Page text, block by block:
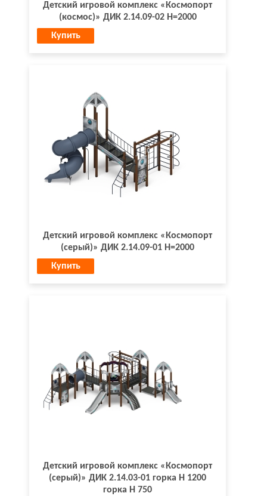
Детский игровой комплекс «Космопорт
(космос)» ДИК 2.14.09-02 Н=2000
Купить
Детский игровой комплекс «Космопорт
(серый)» ДИК 2.14.09-01 Н=2000
Купить
Детский игровой комплекс «Космопорт
(серый)» ДИК 2.14.03-01 горка Н 1200
горка Н 750